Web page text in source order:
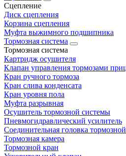
Сцепление
Диск сцепления
Корзина сцепления
Муфта выжимного подшипника
Тормозная система
Тормозная система
Картридж осушителя
Клапан управления тормозами
Кран ручного тормоза
Кран слива конденсата
Кран уровня пола
Муфта разрывная
Осушитель тормозной системы
Пневмогидравлический усилитель
Соединительная головка
Тормозная камера
Тормозной кран